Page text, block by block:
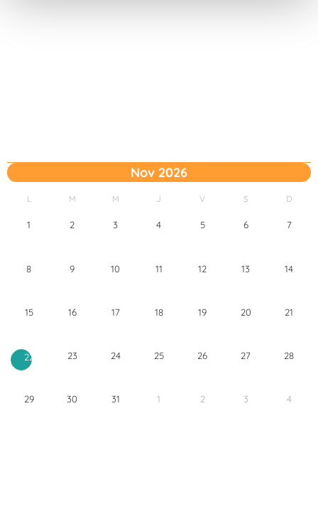
Nov 2026
L M M J V S D
1 2 3 4 5 6 7
8 9 10 11 12 13 14
15 16 17 18 19 20 21
22 23 24 25 26 27 28
29 30 31 1 2 3 4